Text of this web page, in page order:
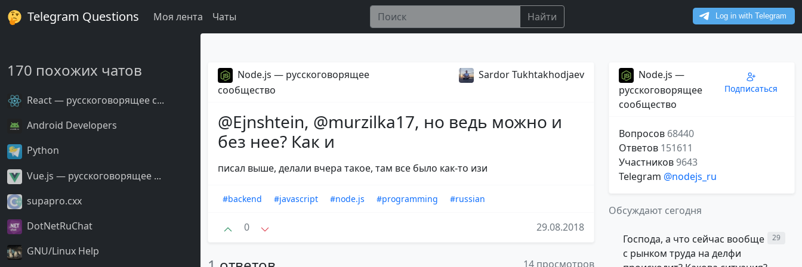
Telegram Questions Моя лента Чаты Найти
170 похожих чатов
React — русскоговорящее с...
Android Developers
Python
Vue.js — русскоговорящее ...
supapro.cxx
DotNetRuChat
GNU/Linux Help
Node.js — русскоговорящее
сообщество
Sardor Tukhtakhodjaev
@Ejnshtein, @murzilka17, но ведь можно и
без нее? Как и
писал выше, делали вчера такое, там все было как-то изи
#backend #javascript #node.js #programming #russian
0 29.08.2018
14 просмотров
Node.js —
русскоговорящее
сообщество
Подписаться
Вопросов 68440
Ответов 151611
Участников9643
Telegram @nodejs_ru
Обсуждают сегодня
Господа, а что сейчас вообще
с рынком труда на делфи
29